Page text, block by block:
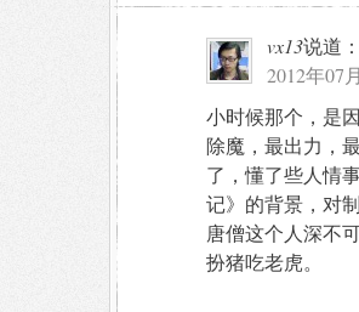
vx13说道：
2012年07
小时候那个，是
除魔，最出力，
了，懂了些人情
记》的背景，对
唐僧这个人深不
扮猪吃老虎。